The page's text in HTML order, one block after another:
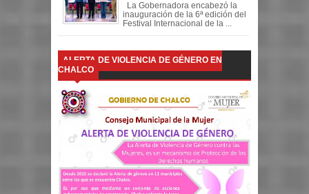
La Gobernadora encabezó la
inauguración de la 6ª edición del
Festival Internacional de la ...
ALERTA DE VIOLENCIA DE GÉNERO EN
CHALCO